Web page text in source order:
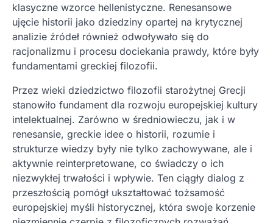
klasyczne wzorce hellenistyczne. Renesansowe
ujęcie historii jako dziedziny opartej na krytycznej
analizie źródeł również odwoływało się do
racjonalizmu i procesu dociekania prawdy, które były
fundamentami greckiej filozofii.
Przez wieki dziedzictwo filozofii starożytnej Grecji
stanowiło fundament dla rozwoju europejskiej kultury
intelektualnej. Zarówno w średniowieczu, jak i w
renesansie, greckie idee o historii, rozumie i
strukturze wiedzy były nie tylko zachowywane, ale i
aktywnie reinterpretowane, co świadczy o ich
niezwykłej trwałości i wpływie. Ten ciągły dialog z
przeszłością pomógł ukształtować tożsamość
europejskiej myśli historycznej, która swoje korzenie